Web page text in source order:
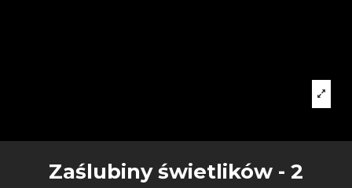
Zaślubiny świetlików - 2